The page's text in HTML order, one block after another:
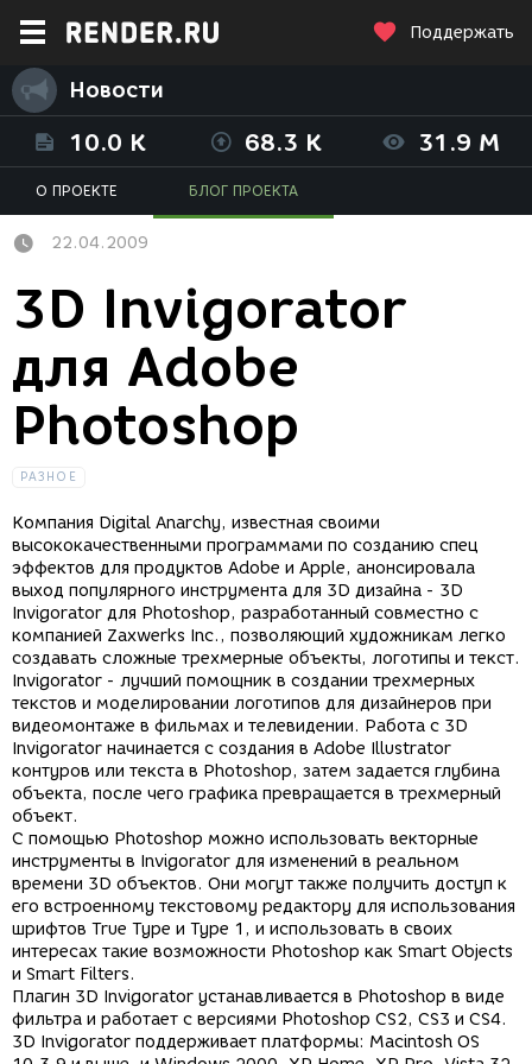
Поддержать
Новости
10.0 K 68.3 K 31.9 M
О ПРОЕКТЕ БЛОГ ПРОЕКТА
22.04.2009
3D Invigorator
для Adobe
Photoshop
РАЗНОЕ
Компания Digital Anarchy, известная своими
высококачественными программами по созданию спец
эффектов для продуктов Adobe и Apple, анонсировала
выход популярного инструмента для 3D дизайна - 3D
Invigorator для Photoshop, разработанный совместно с
компанией Zaxwerks Inc., позволяющий художникам легко
создавать сложные трехмерные объекты, логотипы и текст.
Invigorator - лучший помощник в создании трехмерных
текстов и моделировании логотипов для дизайнеров при
видеомонтаже в фильмах и телевидении. Работа с 3D
Invigorator начинается с создания в Adobe Illustrator
контуров или текста в Photoshop, затем задается глубина
объекта, после чего графика превращается в трехмерный
объект.
С помощью Photoshop можно использовать векторные
инструменты в Invigorator для изменений в реальном
времени 3D объектов. Они могут также получить доступ к
его встроенному текстовому редактору для использования
шрифтов True Type и Type 1, и использовать в своих
интересах такие возможности Photoshop как Smart Objects
и Smart Filters.
Плагин 3D Invigorator устанавливается в Photoshop в виде
фильтра и работает с версиями Photoshop CS2, CS3 и CS4.
3D Invigorator поддерживает платформы: Macintosh OS